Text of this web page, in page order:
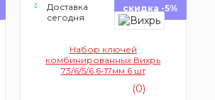
Доставка
сегодня
скидка -5%
Набор ключей
комбинированных Вихрь
73/6/5/6 6-17мм 6 шт
(0)